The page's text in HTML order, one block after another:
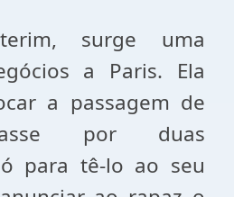
surge uma
a Paris. Ela
a passagem de
por duas
para tê-lo ao seu